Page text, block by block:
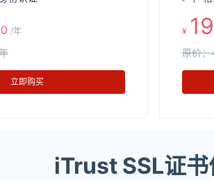
/年
立即购买
¥
原价
iTrust SSL证书